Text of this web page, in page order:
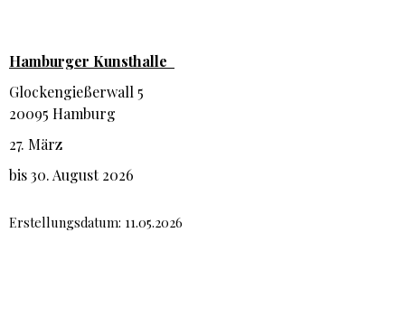
Hamburger Kunsthalle
Glockengießerwall 5
20095 Hamburg
27. März
bis 30. August 2026
Erstellungsdatum: 11.05.2026